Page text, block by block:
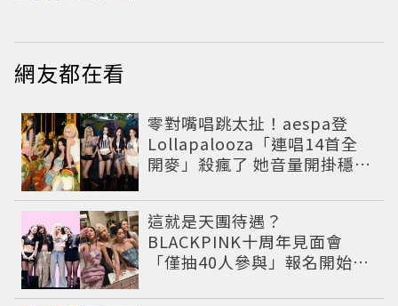
網友都在看
零對嘴唱跳太扯！aespa登
Lollapalooza「連唱14首全
開麥」殺瘋了 她音量開掛穩到
這就是天團待遇？
BLACKPINK十周年見面會
「僅抽40人參與」報名開始到